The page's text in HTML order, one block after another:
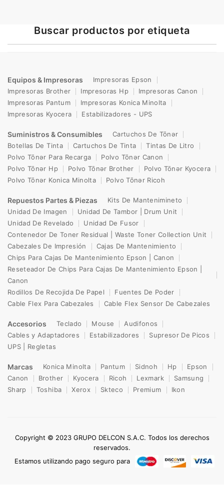
Buscar productos por etiqueta
Equipos & Impresoras
Impresoras Epson
Impresoras Brother
Impresoras Hp
Impresoras Canon
Impresoras Pantum
Impresoras Konica Minolta
Impresoras Kyocera
Estabilizadores - UPS
Suministros & Consumibles
Cartuchos De Tōnər
Botellas De Tinta
Cartuchos De Tinta
Tintas De Litro
Polvo Tōnər Para Recarga
Polvo Tōnər Canon
Polvo Tōnər Hp
Polvo Tōnər Brother
Polvo Tōnər Kyocera
Polvo Tōnər Konica Minolta
Polvo Tōnər Ricoh
Repuestos Partes & Piezas
Kits De Mantenimineto
Unidad De Imagen
Unidad De Tambor | Drum Unit
Unidad De Revelado
Unidad De Fusor
Contenedor De Toner Residual | Waste Toner Collection Unit
Cabezales De Impresión
Cajas De Mantenimiento
Chips Para Cajas De Mantenimiento Epson | Canon
Reseteador De Chips Para Cajas De Mantenimiento Epson |
Canon
Rodillos De Recojida De Papel
Fuentes De Poder
Cable Flex Para Cabezales
Cable Flex Sensor De Cabezales
Accesorios Teclado Mouse
Audifonos
Cables y Adaptadores
Estabilizadores
Supresor De Picos
UPS | Regletas
Marcas Konica Minolta Pantum Sidnoh Hp
Epson
Canon
Brother Kyocera Ricoh Lexmark
Samsung
Sharp
Toshiba Xerox Skteco Premium Ikon
Copyright © 2023 GRUPO DELCON S.A.C. Todos los derechos
reservados.
Estamos utilizando pago seguro para